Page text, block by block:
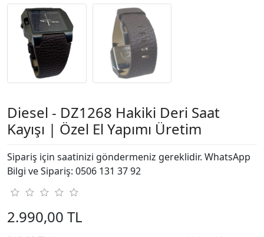
Diesel - DZ1268 Hakiki Deri Saat
Kayışı | Özel El Yapımı Üretim
Sipariş için saatinizi göndermeniz gereklidir. WhatsApp
Bilgi ve Sipariş: 0506 131 37 92
2.990,00 TL